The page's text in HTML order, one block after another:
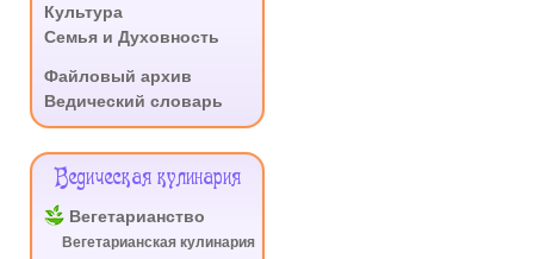
Культура
Семья и Духовность
Файловый архив
Ведический словарь
Ведическая кулинария
Вегетарианство
Вегетарианская кулинария